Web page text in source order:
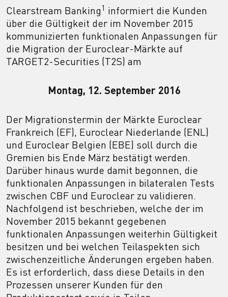
Clearstream Banking1 informiert die Kunden
über die Gültigkeit der im November 2015
kommunizierten funktionalen Anpassungen für
die Migration der Euroclear-Märkte auf
TARGET2-Securities (T2S) am
Montag, 12. September 2016
Der Migrationstermin der Märkte Euroclear
Frankreich (EF), Euroclear Niederlande (ENL)
und Euroclear Belgien (EBE) soll durch die
Gremien bis Ende März bestätigt werden.
Darüber hinaus wurde damit begonnen, die
funktionalen Anpassungen in bilateralen Tests
zwischen CBF und Euroclear zu validieren.
Nachfolgend ist beschrieben, welche der im
November 2015 bekannt gegebenen
funktionalen Anpassungen weiterhin Gültigkeit
besitzen und bei welchen Teilaspekten sich
zwischenzeitliche Änderungen ergeben haben.
Es ist erforderlich, dass diese Details in den
Prozessen unserer Kunden für den